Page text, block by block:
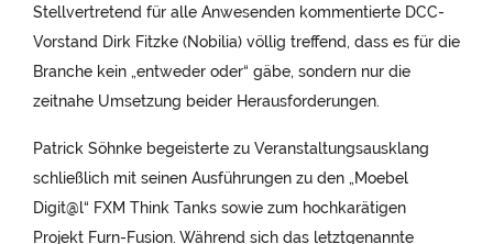
Stellvertretend für alle Anwesenden kommentierte DCC-
Vorstand Dirk Fitzke (Nobilia) völlig treffend, dass es für die
Branche kein „entweder oder“ gäbe, sondern nur die
zeitnahe Umsetzung beider Herausforderungen.
Patrick Söhnke begeisterte zu Veranstaltungsausklang
schließlich mit seinen Ausführungen zu den „Moebel
Digit@l“ FXM Think Tanks sowie zum hochkarätigen
Projekt Furn-Fusion. Während sich das letztgenannte